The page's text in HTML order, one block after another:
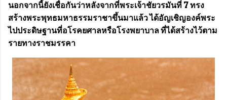
นอกจากนี้ยังเชื่อกันว่าหลังจากที่พระเจ้าชัยวรมันที่ 7 ทรง
สร้างพระพุทธมหาธรรมราชาขึ้นมาแล้ว ได้อัญเชิญองค์พระ
ไปประดิษฐานที่อโรคยศาลหรือโรงพยาบาล ที่ได้สร้างไว้ตาม
รายทางราชมรรคา